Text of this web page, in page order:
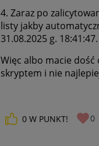
4. Zaraz po
listy jakby
31.08.2025 g. 18:41:47.
Więc albo macie dość
skryptem i nie
0 W PUNKT! 0